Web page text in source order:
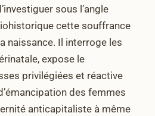
sous l’angle
cette souffrance
naissance. Il interroge les
expose le
privilégiées et réactive
des femmes
anticapitaliste à même